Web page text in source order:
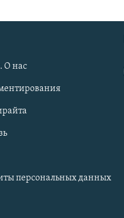
О нас
персональных данных